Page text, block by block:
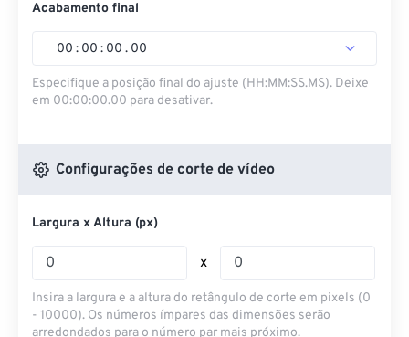
Acabamento final
00 : 00 : 00 . 00
Especifique a posição final do ajuste (HH:MM:SS.MS). Deixe
em 00:00:00.00 para desativar.
Configurações de corte de vídeo
Largura x Altura (px)
x
Insira a largura e a altura do retângulo de corte em pixels (0
- 10000). Os números ímpares das dimensões serão
arredondados para o número par mais próximo.